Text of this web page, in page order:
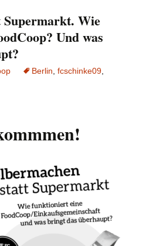
Supermarkt. Wie
Und was
Berlin fcschinke09